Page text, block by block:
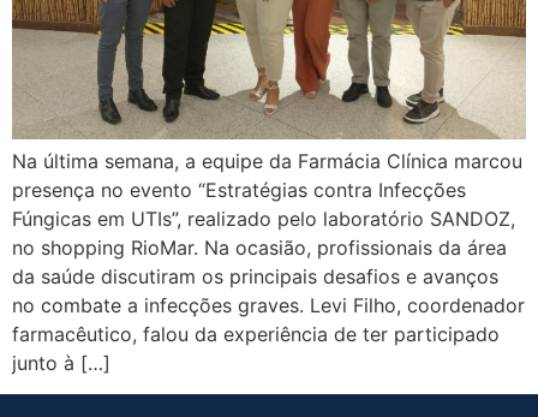
Na última semana, a equipe da Farmácia Clínica marcou
presença no evento “Estratégias contra Infecções
Fúngicas em UTIs”, realizado pelo laboratório SANDOZ,
no shopping RioMar. Na ocasião, profissionais da área
da saúde discutiram os principais desafios e avanços
no combate a infecções graves. Levi Filho, coordenador
farmacêutico, falou da experiência de ter participado
junto à […]